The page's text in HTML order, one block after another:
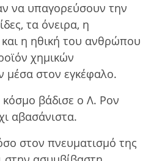
να υπαγορεύσουν την
τα όνειρα, η
και η ηθική του ανθρώπου
χηµικών
µέσα στον εγκέφαλο.
βάδισε ο Λ. Ρον
αβασάνιστα.
στον πνευµατισµό της